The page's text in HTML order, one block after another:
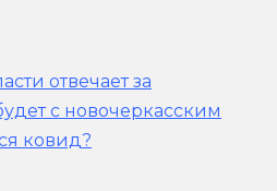
отвечает за
с новочеркасским
ковид?